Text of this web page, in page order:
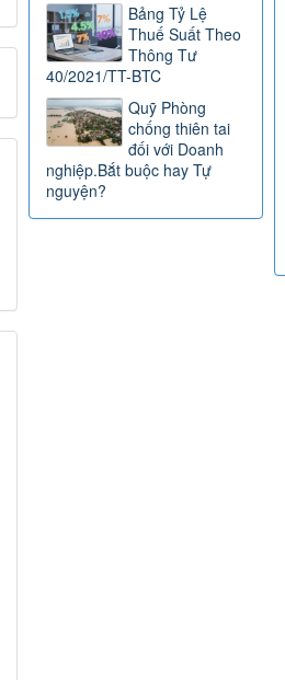
Bảng Tỷ Lệ
Thuế Suất Theo
Thông Tư
40/2021/TT-BTC
Quỹ Phòng
chống thiên tai
đối với Doanh
nghiệp.Bắt buộc hay Tự
nguyện?